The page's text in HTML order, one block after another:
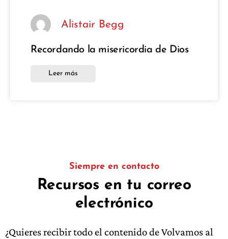
Alistair Begg
Recordando la misericordia de Dios
Leer más
Siempre en contacto
Recursos en tu correo
electrónico
¿Quieres recibir todo el contenido de Volvamos al